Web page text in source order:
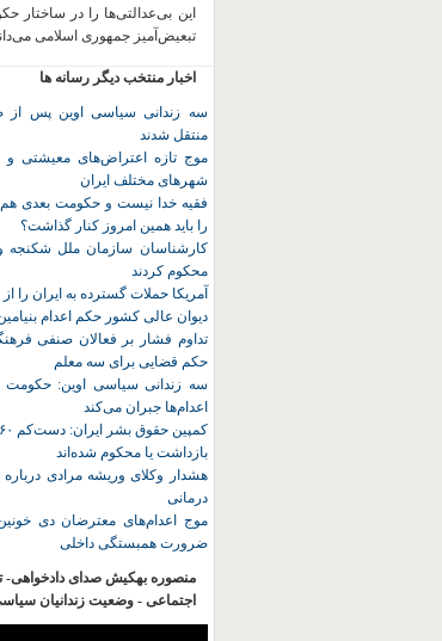
این بی‌عدالتی‌ها را در ساختار
تبعیض‌آمیز جمهوری اسلامی
اخبار منتخب دیگر رسانه ها
سه زندانی سیاسی اوین پس از
منتقل شدند
شهرهای مختلف ایران
فقیه خدا نیست و حکومت بعدی هم
را باید همین امروز کنار گذاشت؟
کارشناسان سازمان ملل شکنجه و
محکوم کردند
آمریکا حملات گسترده به ایران را
دیوان عالی کشور حکم اعدام
تداوم فشار بر فعالان صنفی
حکم قضایی برای سه معلم
سه زندانی سیاسی اوین:
اعدام‌ها جبران می‌کند
بازداشت یا محکوم شده‌اند
درمانی
موج اعدام‌های معترضان دی‌
ضرورت همبستگی داخلی
منصوره بهکیش صدای دادخواهی-
اجتماعی - وضعیت زندانیان